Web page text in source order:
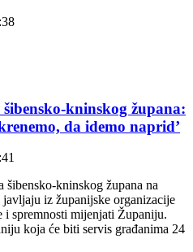
kninskog župana:
da idemo naprid’
šibensko-kninskog župana na
iz županijske organizacije
i spremnosti mijenjati Županiju.
koja će biti servis građanima 24